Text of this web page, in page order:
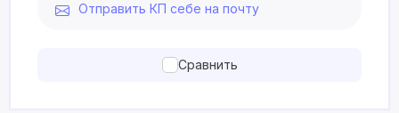
Отправить КП себе на почту
Сравнить